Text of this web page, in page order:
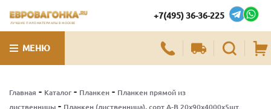
ЛУЧШИЕ ПИЛОМАТЕРИАЛЫ В МОСКВЕ
+7(495) 36-36-225
МЕНЮ
Главная - Каталог - Планкен - Планкен прямой из
лиственницы - Планкен (лиственница), сорт А-В 20х90х4000х5шт.